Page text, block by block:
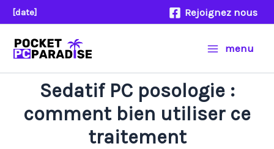
Aller
au
contenu
[date] Rejoignez nous
menu
Sedatif PC posologie :
comment bien utiliser ce
traitement